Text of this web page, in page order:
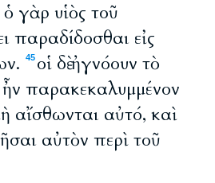
γὰρ υἱὸς τοῦ
παραδίδοσθαι εἰς
45 οἱ δὲ ἠγνόουν τὸ
παρακεκαλυμμένον
αἴσθωνται αὐτό, καὶ
αὐτὸν περὶ τοῦ